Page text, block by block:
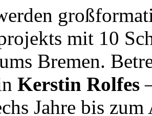
mit 10
Bremen.
Kerstin Rolfes
Jahre bis